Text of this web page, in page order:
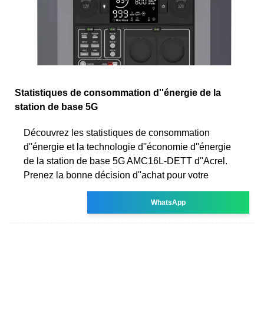
Statistiques de consommation d''énergie de la
station de base 5G
Découvrez les statistiques de consommation
d''énergie et la technologie d''économie d''énergie
de la station de base 5G AMC16L-DETT d''Acrel.
Prenez la bonne décision d''achat pour votre
WhatsApp